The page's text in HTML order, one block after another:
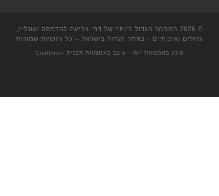
© 2026
המבחר הגדול ביותר של דפי צביעה להדפסה ואונליין,
גדולים ואיכותיים - באתר הגדול בישראל – כל הזכויות שמורות
מונע באמצעות WP – עוצב באמצעות תבנית Customizr